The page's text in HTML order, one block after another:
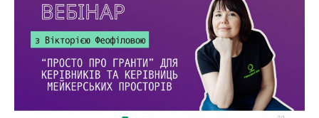
основний
інструмент
стратегічного
планування